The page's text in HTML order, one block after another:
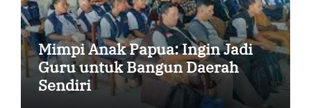
Mimpi Anak Papua: Ingin Jadi
Guru untuk Bangun Daerah
Sendiri